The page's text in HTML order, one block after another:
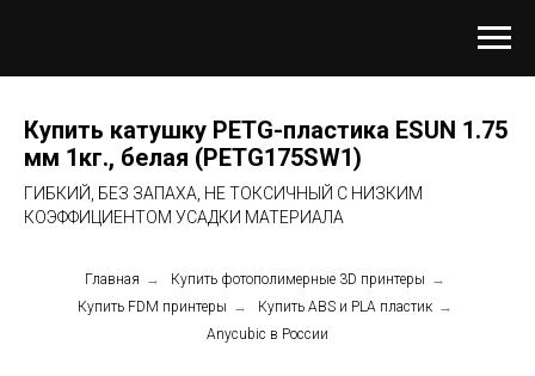
Купить катушку PETG-пластика ESUN 1.75
мм 1кг., белая (PETG175SW1)
ГИБКИЙ, БЕЗ ЗАПАХА, НЕ ТОКСИЧНЫЙ С НИЗКИМ
КОЭФФИЦИЕНТОМ УСАДКИ МАТЕРИАЛА
Главная → Купить фотополимерные 3D принтеры →
Купить FDM принтеры → Купить ABS и PLA пластик →
Anycubic в России